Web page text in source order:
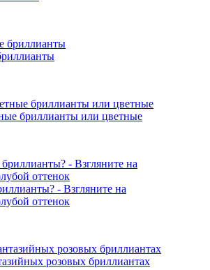
бриллианты или цветные
- Взгляните на
оттенок
розовых бриллиантах